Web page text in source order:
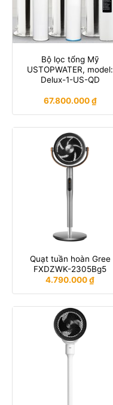
Bộ lọc tổng Mỹ
USTOPWATER, model:
Delux-1-US-QD
67.800.000₫
Quạt tuần hoàn Gree
FXDZWK-2305Bg5
4.790.000₫